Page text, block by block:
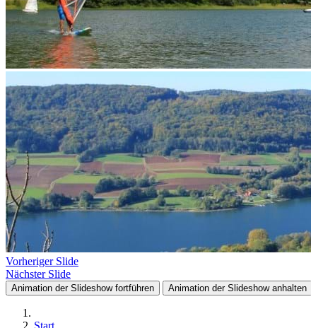
Vorheriger Slide
Nächster Slide
Animation der Slideshow fortführen Animation der Slideshow anhalten
Start